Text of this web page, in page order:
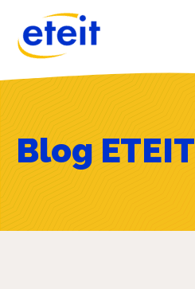
Blog ETEIT